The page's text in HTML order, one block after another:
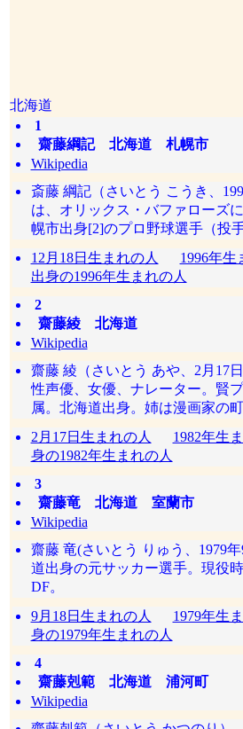
北海道
1
齋藤綱記 北海道 札幌市
Wikipedia
斎藤 綱記（さいとう こうき、
は、オリックス・バファローズ
幌市出身[2]のプロ野球選手（投手
12月18日生まれの人
1996年生
出身の1996年生まれの人
2
齋藤綾 北海道
Wikipedia
齋藤 綾（さいとう あや、2月17
性声優、女優、ナレーター。賢
属。北海道出身。姉は漫画家の町
2月17日生まれの人
1982年生
身の1982年生まれの人
3
齋藤竜 北海道 室蘭市
Wikipedia
齋藤 竜(さいとう りゅう、1979
道出身の元サッカー選手。現役
DF。
9月18日生まれの人
1979年生
身の1979年生まれの人
4
齋藤剋範 北海道 浦河町
Wikipedia